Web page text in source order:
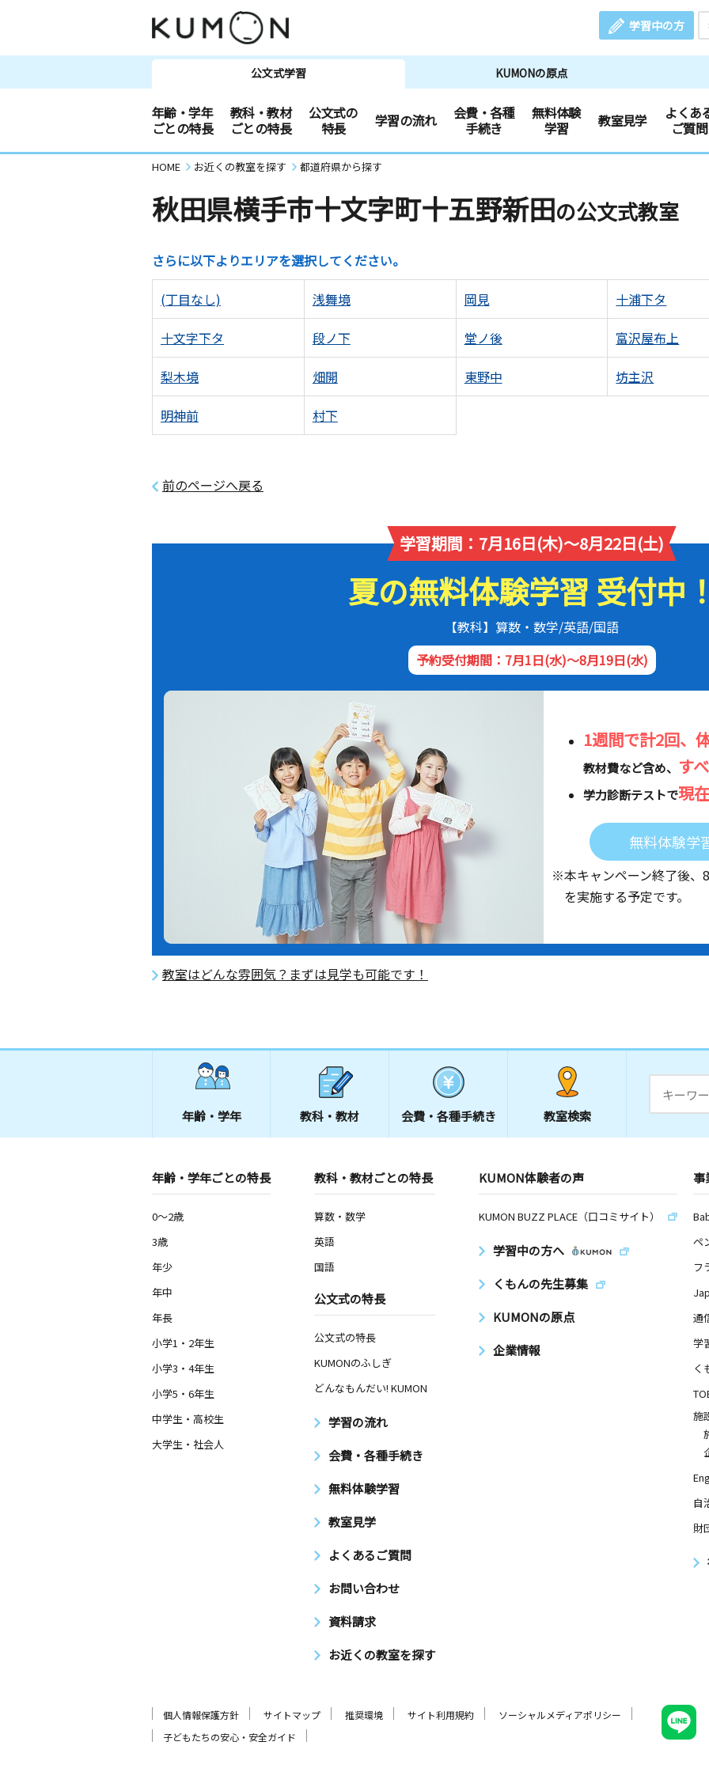
学習中の方
公文式学習 KUMONの原点
年齢・学年
ごとの特長
教科・教材
ごとの特長
公文式の
特長
学習の流れ
会費・各種
手続き
無料体験
学習
教室見学
よくあ
ご質問
HOME お近くの教室を探す 都道府県から探す
秋田県横手市十文字町十五野新田の公文式教室
さらに以下よりエリアを選択してください。
(丁目なし) 浅舞境 岡見 十浦下タ
十文字下タ 段ノ下 堂ノ後 富沢屋布上
梨木境 畑開 東野中 坊主沢
明神前 村下
前のページへ戻る
学習期間：7月16日(木)～8月22日(土)
夏の無料体験学習 受付中！
【教科】算数・数学/英語/国語
予約受付期間：7月1日(水)～8月19日(水)
1週間で計2回、
教材費など含め、 す
学力診断テストで現
無料体験学
※本キャンペーン終了後、
を実施する予定です。
教室はどんな雰囲気？まずは見学も可能です！
年齢・学年 教科・教材 会費・ 各種手続き 教室検索
年齢・学年ごとの特長
0～2歳
3歳
年少
年中
年長
小学1・2年生
小学3・4年生
小学5・6年生
中学生・高校生
大学生・社会人
教科・教材ごとの特長
算数・数学
英語
国語
公文式の特長
公文式の特長
KUMONのふしぎ
どんなもんだい! KUMON
学習の流れ
会費・各種手続き
無料体験学習
教室見学
よくあるご質問
お問い合わせ
資料請求
お近くの教室を探す
KUMON体験者の声
KUMON BUZZ PLACE（口コミサイト）
学習中の方へ
くもんの先生募集
KUMONの原点
企業情報
事
ペ
フ
通
学
く
施
自
財
個人情報保護方針 サイトマップ 推奨環境 サイト利用規約
ソーシャルメディアポリシー
子どもたちの安心・安全ガイド